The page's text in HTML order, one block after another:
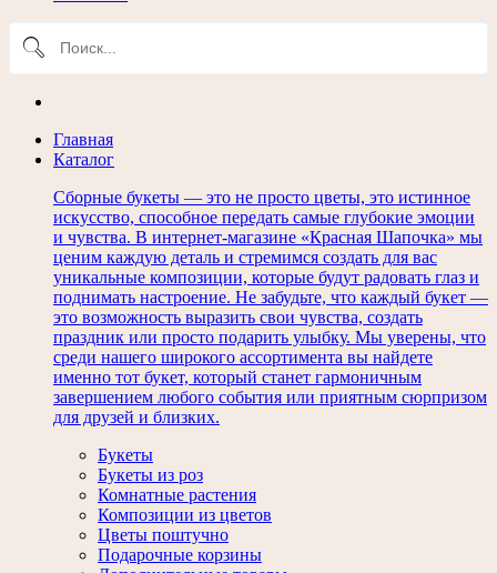
Главная
Каталог
Сборные букеты — это не просто цветы, это истинное
искусство, способное передать самые глубокие эмоции
и чувства. В интернет-магазине «Красная Шапочка» мы
ценим каждую деталь и стремимся создать для вас
уникальные композиции, которые будут радовать глаз и
поднимать настроение. Не забудьте, что каждый букет —
это возможность выразить свои чувства, создать
праздник или просто подарить улыбку. Мы уверены, что
среди нашего широкого ассортимента вы найдете
именно тот букет, который станет гармоничным
завершением любого события или приятным сюрпризом
для друзей и близких.
Букеты
Букеты из роз
Комнатные растения
Композиции из цветов
Цветы поштучно
Подарочные корзины